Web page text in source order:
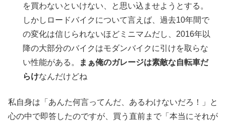
を買わないといけない、と思い込ませようとする。
しかしロードバイクについて言えば、過去10年間で
の変化は信じられないほどミニマムだし、2016年以
降の大部分のバイクはモダンバイクに引けを取らな
い性能がある。
まぁ俺のガレージは素敵な自転車だ
らけなんだけどね
私自身は「あんた何言ってんだ、あるわけないだろ！」と
心の中で即答したのですが、買う直前まで「本当にそれが